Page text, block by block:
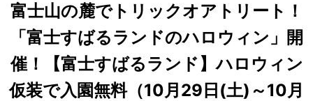
富士山の麓でトリックオアトリート！
「富士すばるランドのハロウィン」開
催！【富士すばるランド】ハロウィン
仮装で入園無料（10月29日(土)～10月